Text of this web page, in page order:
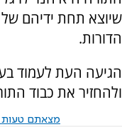
שיוצא תחת ידיהם
הדורות.
הגיעה העת לעמוד
ולהחזיר את כבוד
מצאתם טעות